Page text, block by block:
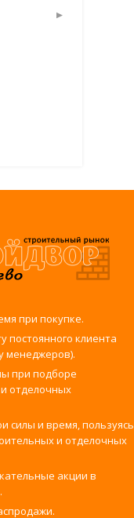
при покупке.
постоянного клиента
менеджеров).
при подборе
отделочных
силы и время, пользуясь
и отделочных
акции в